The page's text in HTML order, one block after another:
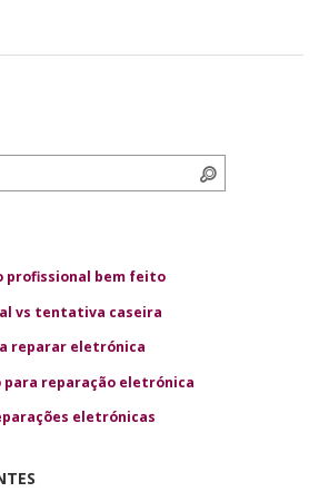
profissional bem feito
vs tentativa caseira
reparar eletrónica
para reparação eletrónica
eletrónicas